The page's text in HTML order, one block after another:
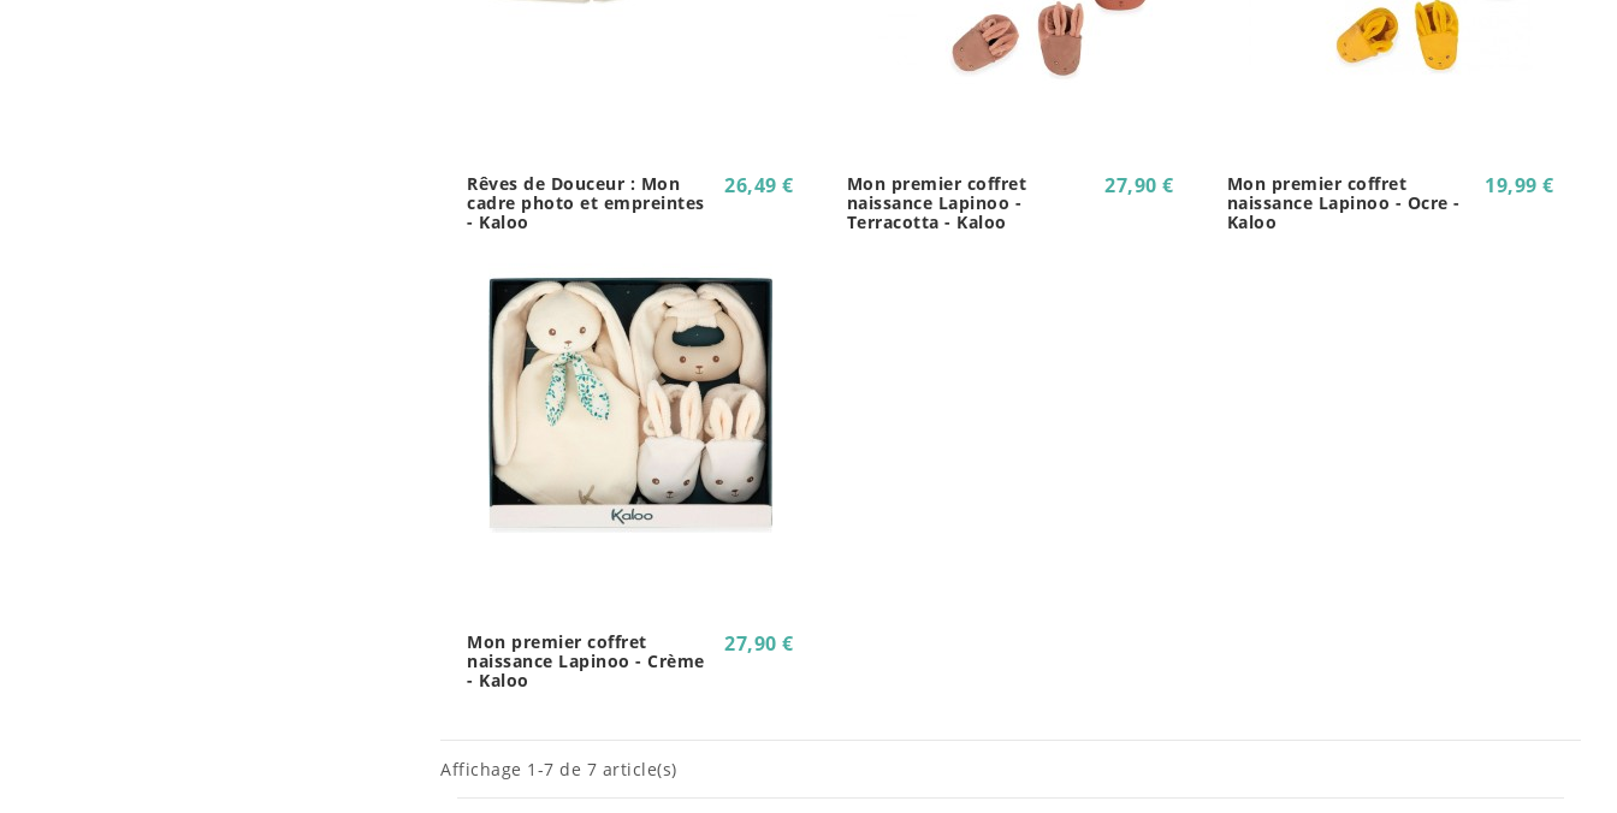
Rêves de Douceur : Mon
cadre photo et empreintes
- Kaloo
26,49 €
Mon premier coffret
naissance Lapinoo -
Terracotta - Kaloo
27,90 €
Mon premier coffret
naissance Lapinoo - Ocre -
Kaloo
19,99 €
Mon premier coffret
naissance Lapinoo - Crème
- Kaloo
27,90 €
Affichage 1-7 de 7 article(s)